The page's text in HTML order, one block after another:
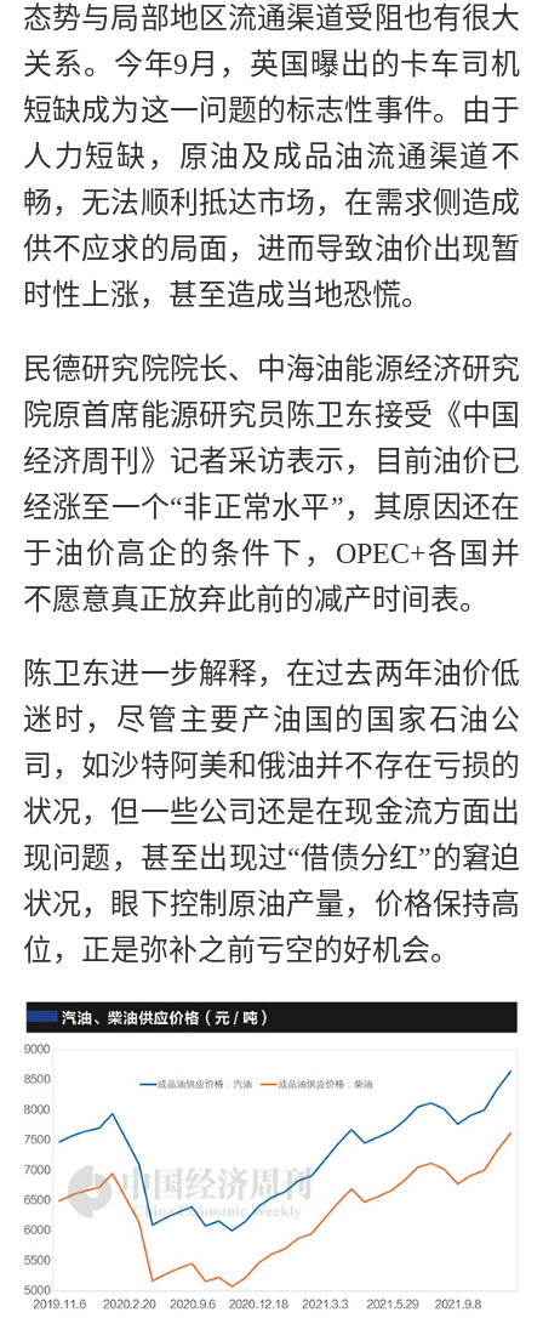
态势与局部地区流通渠道受阻也有很大
关系。今年9月，英国曝出的卡车司机
短缺成为这一问题的标志性事件。由于
人力短缺，原油及成品油流通渠道不
畅，无法顺利抵达市场，在需求侧造成
供不应求的局面，进而导致油价出现暂
时性上涨，甚至造成当地恐慌。
民德研究院院长、中海油能源经济研究
院原首席能源研究员陈卫东接受《中国
经济周刊》记者采访表示，目前油价已
经涨至一个“非正常水平”，其原因还在
于油价高企的条件下，OPEC+各国并
不愿意真正放弃此前的减产时间表。
陈卫东进一步解释，在过去两年油价低
迷时，尽管主要产油国的国家石油公
司，如沙特阿美和俄油并不存在亏损的
状况，但一些公司还是在现金流方面出
现问题，甚至出现过“借债分红”的窘迫
状况，眼下控制原油产量，价格保持高
位，正是弥补之前亏空的好机会。